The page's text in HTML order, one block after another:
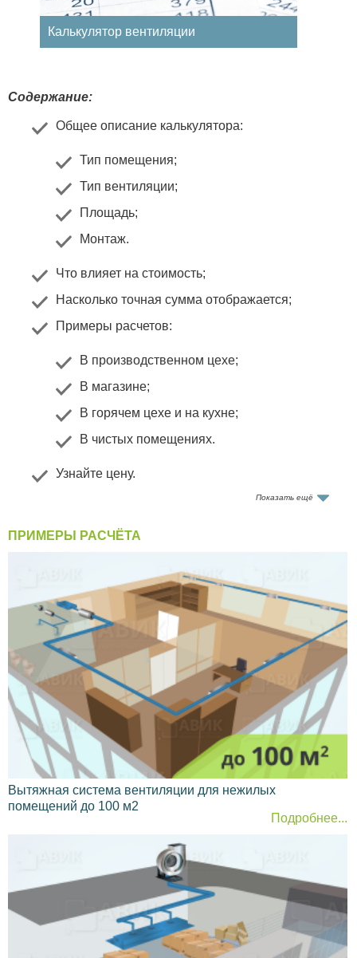
Калькулятор вентиляции
Содержание:
Общее описание калькулятора:
Тип помещения;
Тип вентиляции;
Площадь;
Монтаж.
Что влияет на стоимость;
Насколько точная сумма отображается;
Примеры расчетов:
В производственном цехе;
В магазине;
В горячем цехе и на кухне;
В чистых помещениях.
Узнайте цену.
Показать ещё
Состоит из 4 блоков. Необходимо указать 4
подробно описан каждый из них:
Тип помещения
Это ключевой показатель. Дело в том, что назначение
здания напрямую связано с видом оборудования, его
мощностью, размерами и сложностью. Посмотрите
на разницу:
Жилые объекты —квартиры, частные
дома обустроить проще и дешевле всего.
Тут ставятся преимущественно вытяжные
системы, однако можно смонтировать и
приточные, с очисткой и подачей теплого
воздуха. Благодаря этому осуществить
расчет очень легко;
изготовление
пищи, инструментов, станков и т. п. Все они
подразумевают наличие машин и обилия
людей в помещениях. Вдобавок в
окружение выбрасывается масса мусора;
Медицинские учреждения —
сложные и дорогие сети разворачиваются в
этом секторе. Тут присутствуют разные по
ПРИМЕРЫ РАСЧЁТА
Вытяжная система вентиляции для нежилых
помещений до 100 м2
Подробнее...